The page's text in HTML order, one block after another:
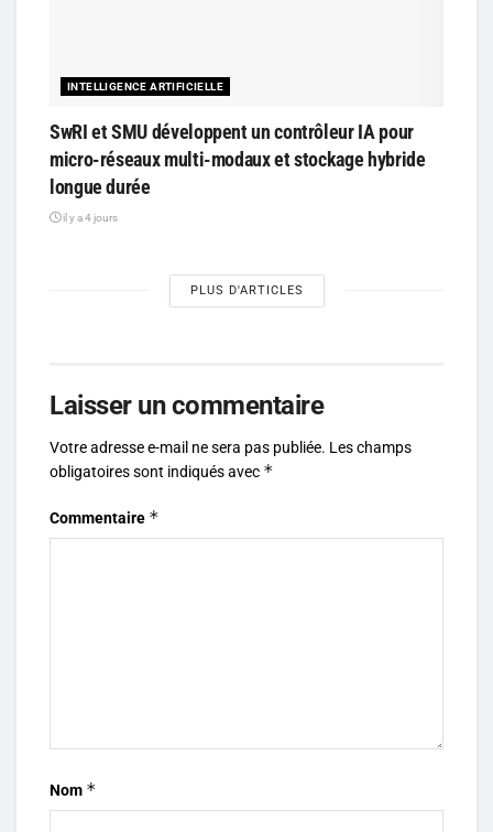
INTELLIGENCE ARTIFICIELLE
SwRI et SMU développent un contrôleur IA pour
micro-réseaux multi-modaux et stockage hybride
longue durée
il y a 4 jours
PLUS D'ARTICLES
Laisser un commentaire
Votre adresse e-mail ne sera pas publiée. Les champs
obligatoires sont indiqués avec *
Commentaire *
Nom *